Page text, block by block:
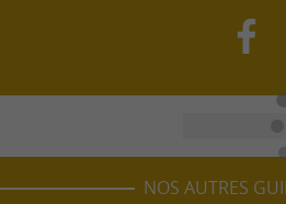
NOS AUTRES